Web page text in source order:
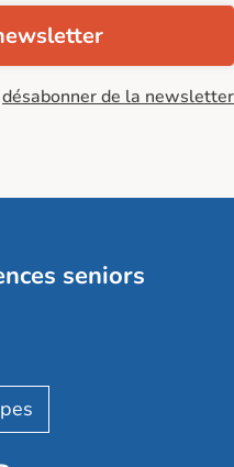
désabonner de la newsletter
seniors